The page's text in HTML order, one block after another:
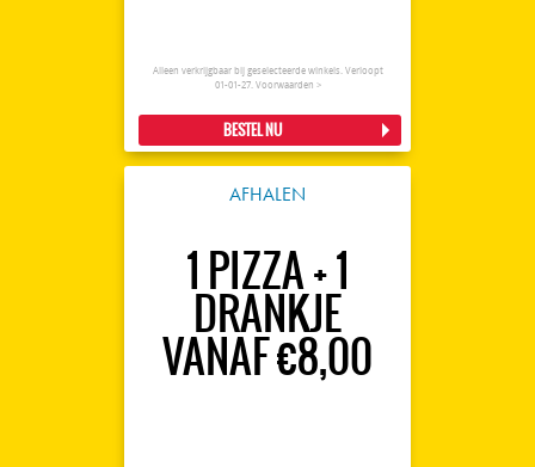
Alleen verkrijgbaar bij geselecteerde winkels. Verloopt
01-01-27. Voorwaarden >
BESTEL NU
AFHALEN
1 PIZZA + 1
DRANKJE
VANAF €8,00